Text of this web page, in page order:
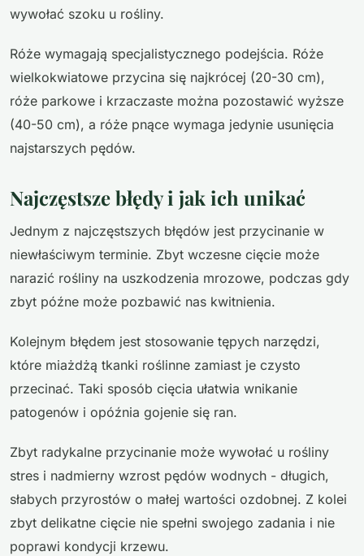
wywołać szoku u rośliny.
Róże wymagają specjalistycznego podejścia. Róże
wielkokwiatowe przycina się najkrócej (20-30 cm),
róże parkowe i krzaczaste można pozostawić wyższe
(40-50 cm), a róże pnące wymaga jedynie usunięcia
najstarszych pędów.
Najczęstsze błędy i jak ich unikać
Jednym z najczęstszych błędów jest przycinanie w
niewłaściwym terminie. Zbyt wczesne cięcie może
narazić rośliny na uszkodzenia mrozowe, podczas gdy
zbyt późne może pozbawić nas kwitnienia.
Kolejnym błędem jest stosowanie tępych narzędzi,
które miażdżą tkanki roślinne zamiast je czysto
przecinać. Taki sposób cięcia ułatwia wnikanie
patogenów i opóźnia gojenie się ran.
Zbyt radykalne przycinanie może wywołać u rośliny
stres i nadmierny wzrost pędów wodnych - długich,
słabych przyrostów o małej wartości ozdobnej. Z kolei
zbyt delikatne cięcie nie spełni swojego zadania i nie
poprawi kondycji krzewu.